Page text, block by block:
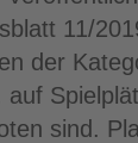
11/
der
sind.